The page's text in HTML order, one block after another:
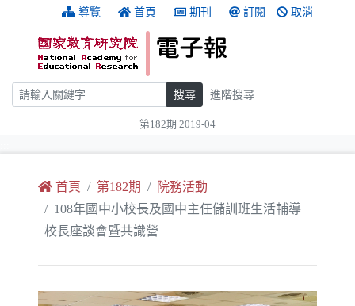
跳到主要內容 導覽 首頁 期刊 訂閱 取消
搜尋 搜尋 進階搜尋
第182期 2019-04
首頁 第182期
院務活動
108年國中小校長及國中主任儲訓班生活輔導
校長座談會暨共識營